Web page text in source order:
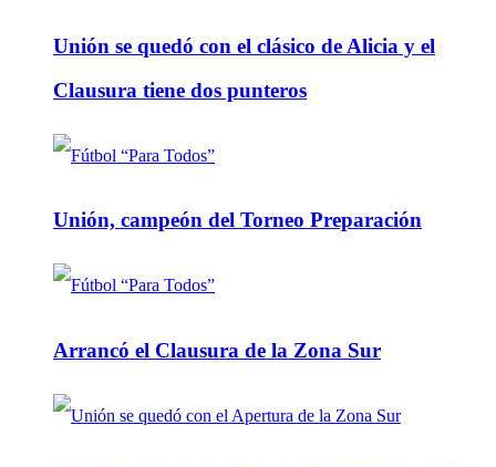
Unión se quedó con el clásico de Alicia y el
Clausura tiene dos punteros
Unión, campeón del Torneo Preparación
Arrancó el Clausura de la Zona Sur